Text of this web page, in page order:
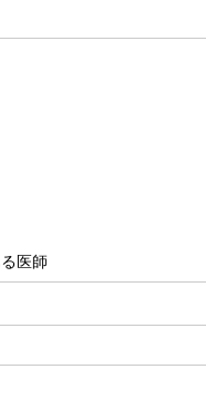
医師